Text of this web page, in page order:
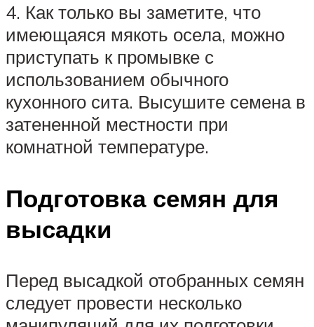
4. Как только вы заметите, что
имеющаяся мякоть осела, можно
приступать к промывке с
использованием обычного
кухонного сита. Высушите семена в
затененной местности при
комнатной температуре.
Подготовка семян для
высадки
Перед высадкой отобранных семян
следует провести несколько